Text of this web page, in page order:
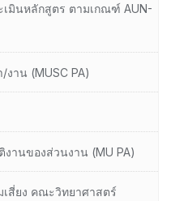
มินหลักสูตร ตามเกณฑ์ AUN-
าน (MUSC PA)
านของส่วนงาน (MU PA)
สี่ยง คณะวิทยาศาสตร์